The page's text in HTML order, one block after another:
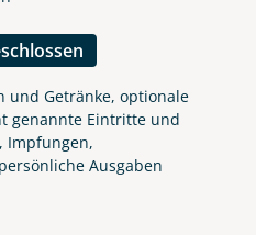
und Getränke, optionale
genannte Eintritte und
Impfungen,
Ausgaben